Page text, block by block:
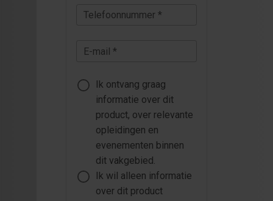
Telefoonnummer *
E-mail *
Ik ontvang graag
informatie over dit
product, over relevante
opleidingen en
evenementen binnen
dit vakgebied.
Ik wil alleen informatie
over dit product